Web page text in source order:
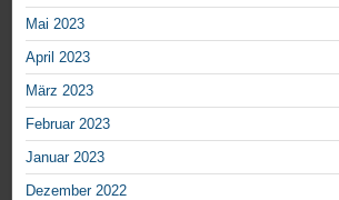
Mai 2023
April 2023
März 2023
Februar 2023
Januar 2023
Dezember 2022